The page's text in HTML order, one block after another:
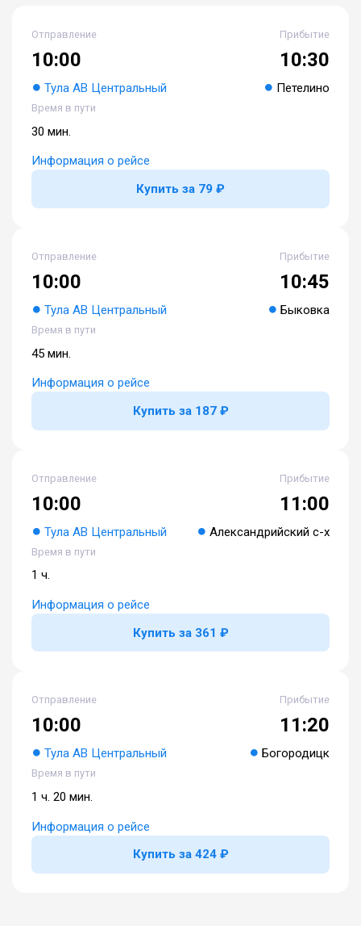
Отправление
10:00
Тула АВ Центральный
Прибытие
10:30
Петелино
Время в пути
30 мин.
Информация о рейсе
Купить за 79 ₽
Отправление
10:00
Тула АВ Центральный
Прибытие
10:45
Быковка
Время в пути
45 мин.
Информация о рейсе
Купить за 187 ₽
Отправление
10:00
Тула АВ Центральный
Прибытие
11:00
Александрийский с-х
Время в пути
1 ч.
Информация о рейсе
Купить за 361 ₽
Отправление
10:00
Тула АВ Центральный
Прибытие
11:20
Богородицк
Время в пути
1 ч. 20 мин.
Информация о рейсе
Купить за 424 ₽